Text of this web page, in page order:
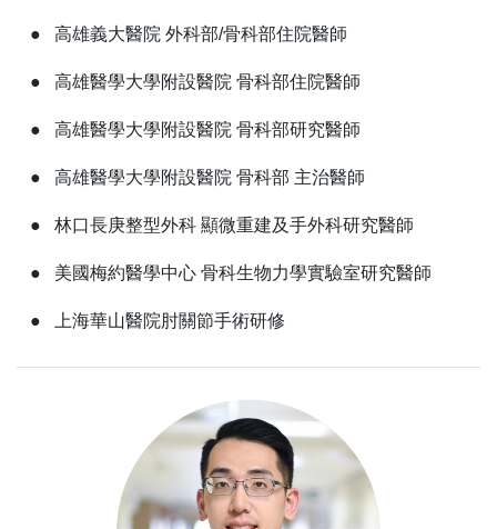
● 高雄義大醫院 外科部/骨科部住院醫師
● 高雄醫學大學附設醫院 骨科部住院醫師
● 高雄醫學大學附設醫院 骨科部研究醫師
● 高雄醫學大學附設醫院 骨科部 主治醫師
● 林口長庚整型外科 顯微重建及手外科研究醫師
● 美國梅約醫學中心 骨科生物力學實驗室研究醫師
● 上海華山醫院肘關節手術研修